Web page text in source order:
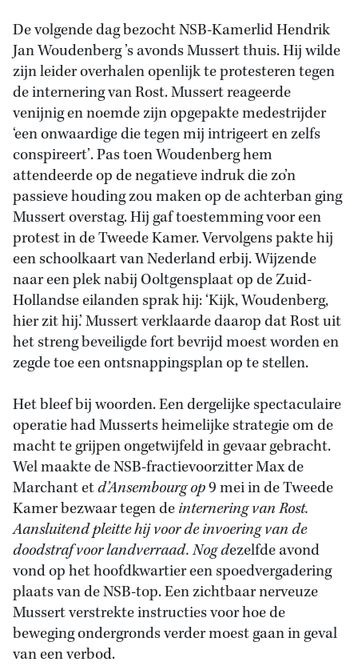
De volgende dag bezocht NSB-Kamerlid Hendrik
Jan Woudenberg ’s avonds Mussert thuis. Hij wilde
zijn leider overhalen openlijk te protesteren tegen
de internering van Rost. Mussert reageerde
venijnig en noemde zijn opgepakte medestrijder
‘een onwaardige die tegen mij intrigeert en zelfs
conspireert’. Pas toen Woudenberg hem
attendeerde op de negatieve indruk die zo’n
passieve houding zou maken op de achterban ging
Mussert overstag. Hij gaf toestemming voor een
protest in de Tweede Kamer. Vervolgens pakte hij
een schoolkaart van Nederland erbij. Wijzende
naar een plek nabij Ooltgensplaat op de Zuid-
Hollandse eilanden sprak hij: ‘Kijk, Woudenberg,
hier zit hij.’ Mussert verklaarde daarop dat Rost uit
het streng beveiligde fort bevrijd moest worden en
zegde toe een ontsnappingsplan op te stellen.
Het bleef bij woorden. Een dergelijke spectaculaire
operatie had Musserts heimelijke strategie om de
macht te grijpen ongetwijfeld in gevaar gebracht.
Wel maakte de NSB-fractievoorzitter Max de
Marchant etd’Ansembourg op9 mei in de Tweede
Kamer bezwaar tegen deinternering van Rost.
Aansluitend pleitte hij voor de invoering van de
doodstraf voor landverraad. Nog dezelfde avond
vond op het hoofdkwartier een spoedvergadering
plaats van de NSB-top. Een zichtbaar nerveuze
Mussert verstrekte instructies voor hoe de
beweging ondergronds verder moest gaan in geval
van een verbod.